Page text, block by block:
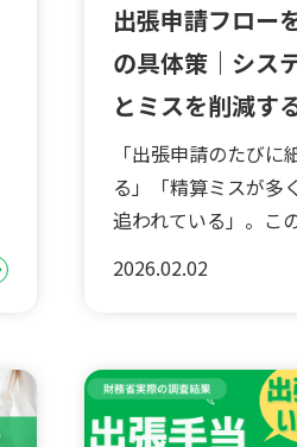
出張申請フロー
の具体策｜シス
とミスを削減す
「出張申請のたび
る」「精算ミスが多
追われている」。こ
2026.02.02